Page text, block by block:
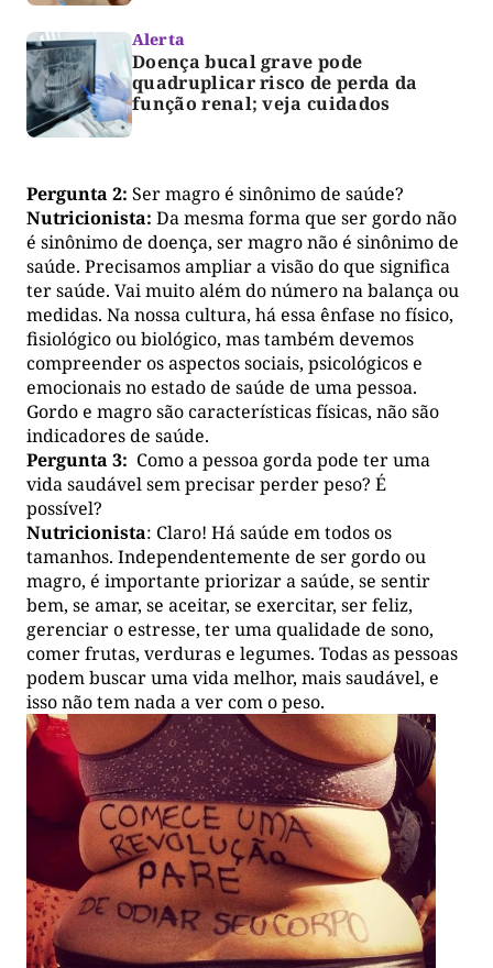
Alerta
Doença bucal grave pode
quadruplicar risco de perda da
função renal; veja cuidados
Pergunta 2: Ser magro é sinônimo de saúde?
Nutricionista: Da mesma forma que ser gordo não
é sinônimo de doença, ser magro não é sinônimo de
saúde. Precisamos ampliar a visão do que significa
ter saúde. Vai muito além do número na balança ou
medidas. Na nossa cultura, há essa ênfase no físico,
fisiológico ou biológico, mas também devemos
compreender os aspectos sociais, psicológicos e
emocionais no estado de saúde de uma pessoa.
Gordo e magro são características físicas, não são
indicadores de saúde.
Pergunta 3: Como a pessoa gorda pode ter uma
vida saudável sem precisar perder peso? É
possível?
Nutricionista: Claro! Há saúde em todos os
tamanhos. Independentemente de ser gordo ou
magro, é importante priorizar a saúde, se sentir
bem, se amar, se aceitar, se exercitar, ser feliz,
gerenciar o estresse, ter uma qualidade de sono,
comer frutas, verduras e legumes. Todas as pessoas
podem buscar uma vida melhor, mais saudável, e
isso não tem nada a ver com o peso.